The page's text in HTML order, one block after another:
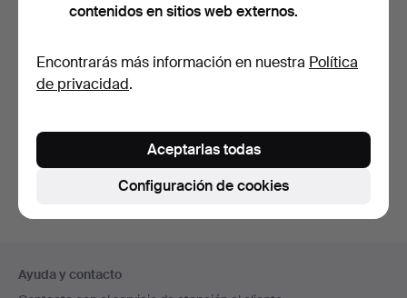
Suscribir búsqueda
También puedes buscar ennuestro archivo de
subastas concluidas.
en
Ayuda y contacto
contenidos en sitios web externos.
Encontrarás más información en nuestra Política
de privacidad.
Configuración de cookies
Aceptarlas todas